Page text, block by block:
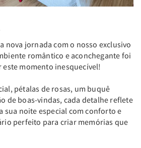
nova jornada com o nosso exclusivo
romântico e aconchegante foi
momento inesquecível!
pétalas de rosas, um buquê
de boas-vindas, cada detalhe reflete
sua noite especial com conforto e
perfeito para criar memórias que